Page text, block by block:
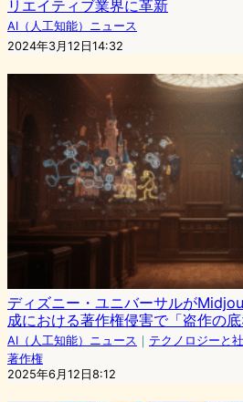
リエイティブ業界に革新
AI（人工知能）ニュース
2024年3月12日14:32
ディズニー・ユニバーサルが
成における著作権侵害で「盗作の
AI（人工知能）ニュース ｜ テクノロジーと
著作権
2025年6月12日8:12